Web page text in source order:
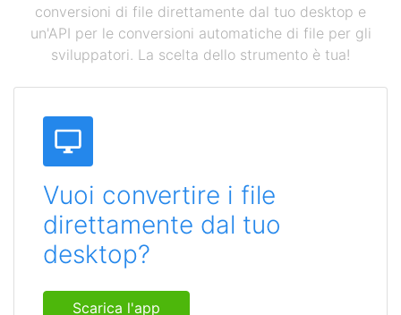
conversioni di file direttamente dal tuo desktop e
un'API per le conversioni automatiche di file per gli
sviluppatori. La scelta dello strumento è tua!
Vuoi convertire i file
direttamente dal tuo
desktop?
Scarica l'app